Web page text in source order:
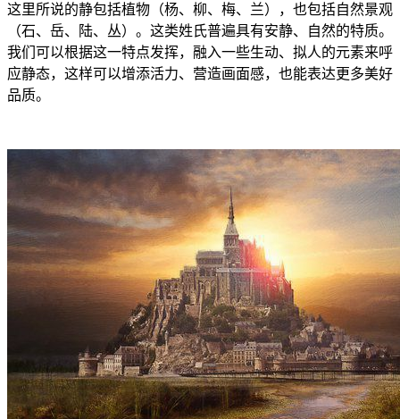
这里所说的静包括植物（杨、柳、梅、兰），也包括自然景观
（石、岳、陆、丛）。这类姓氏普遍具有安静、自然的特质。
我们可以根据这一特点发挥，融入一些生动、拟人的元素来呼
应静态，这样可以增添活力、营造画面感，也能表达更多美好
品质。